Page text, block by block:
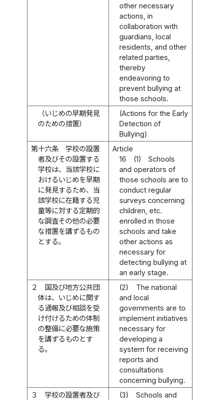
other necessary
actions, in
collaboration with
guardians, local
residents, and other
related parties,
thereby
endeavoring to
prevent bullying at
those schools.
（いじめの早期発見
のための措置）
(Actions for the Early
Detection of
Bullying)
第十六条
学校の設置
者及びその設置する
学校は、当該学校に
おけるいじめを早期
に発見するため、当
該学校に在籍する児
童等に対する定期的
な調査その他の必要
な措置を講ずるもの
とする。
Article
16
(1)
Schools
and operators of
those schools are to
conduct regular
surveys concerning
children, etc.
enrolled in those
schools and take
other actions as
necessary for
detecting bullying at
an early stage.
２
国及び地方公共団
体は、いじめに関す
る通報及び相談を受
け付けるための体制
の整備に必要な施策
を講ずるものとす
る。
(2)
The national
and local
governments are to
implement initiatives
necessary for
developing a
system for receiving
reports and
consultations
concerning bullying.
３
学校の設置者及び
(3)
Schools and